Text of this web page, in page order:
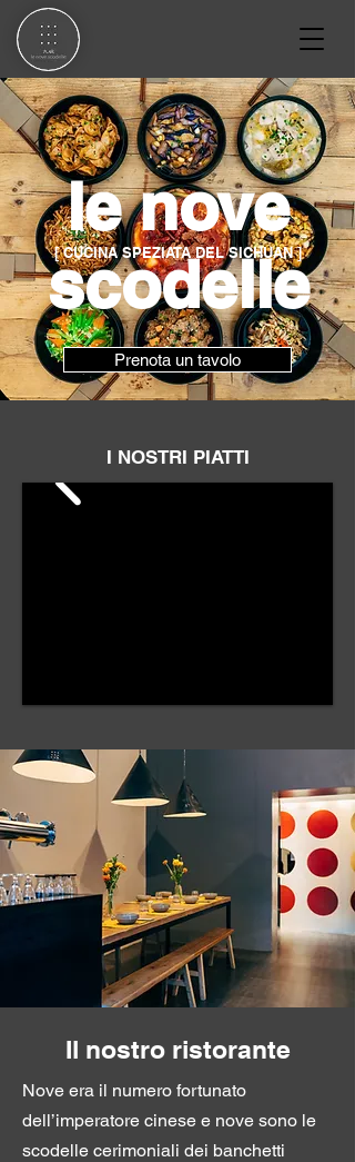
[ CUCINA SPEZIATA DEL SICHUAN ]
Prenota un tavolo
le nove
scodelle
I NOSTRI PIATTI
Il nostro ristorante
Nove era il numero fortunato
dell’imperatore cinese e nove sono le
scodelle cerimoniali dei banchetti